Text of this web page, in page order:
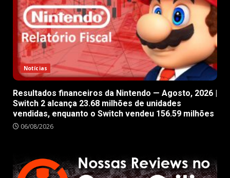
Notícias
Resultados financeiros da Nintendo — Agosto, 2026 |
Switch 2 alcança 23.68 milhões de unidades
vendidas, enquanto o Switch vendeu 156.59 milhões
06/08/2026